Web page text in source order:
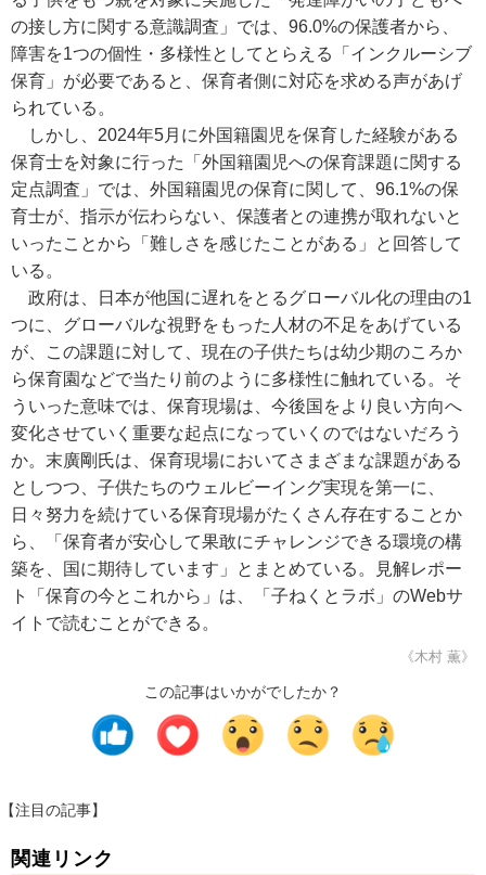
の接し方に関する意識調査」では、96.0%の保護者から、
障害を1つの個性・多様性としてとらえる「インクルーシブ
保育」が必要であると、保育者側に対応を求める声があげ
られている。
しかし、2024年5月に外国籍園児を保育した経験がある
保育士を対象に行った「外国籍園児への保育課題に関する
定点調査」では、外国籍園児の保育に関して、96.1%の保
育士が、指示が伝わらない、保護者との連携が取れないと
いったことから「難しさを感じたことがある」と回答して
いる。
政府は、日本が他国に遅れをとるグローバル化の理由の1
つに、グローバルな視野をもった人材の不足をあげている
が、この課題に対して、現在の子供たちは幼少期のころか
ら保育園などで当たり前のように多様性に触れている。そ
ういった意味では、保育現場は、今後国をより良い方向へ
変化させていく重要な起点になっていくのではないだろう
か。末廣剛氏は、保育現場においてさまざまな課題がある
としつつ、子供たちのウェルビーイング実現を第一に、
日々努力を続けている保育現場がたくさん存在することか
ら、「保育者が安心して果敢にチャレンジできる環境の構
築を、国に期待しています」とまとめている。見解レポー
ト「保育の今とこれから」は、「子ねくとラボ」のWebサ
イトで読むことができる。
《木村 薫》
この記事はいかがでしたか？
【注目の記事】
関連リンク